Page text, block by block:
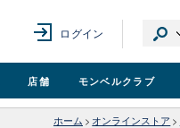
ログイン
店舗 モンベルクラブ
ホーム > オンラインストア >